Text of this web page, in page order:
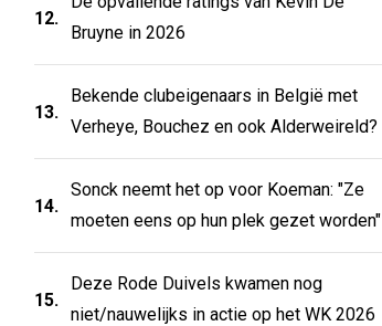
12.
Bruyne in 2026
13.
Bekende clubeigenaars in België met
Verheye, Bouchez en ook Alderweireld?
14.
Sonck neemt het op voor Koeman: "Ze
moeten eens op hun plek gezet worden"
15.
Deze Rode Duivels kwamen nog
niet/nauwelijks in actie op het WK 2026